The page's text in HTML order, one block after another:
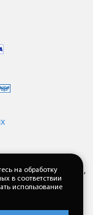
каждый раз,
обратной связи на
на обработку
в соответствии
использование